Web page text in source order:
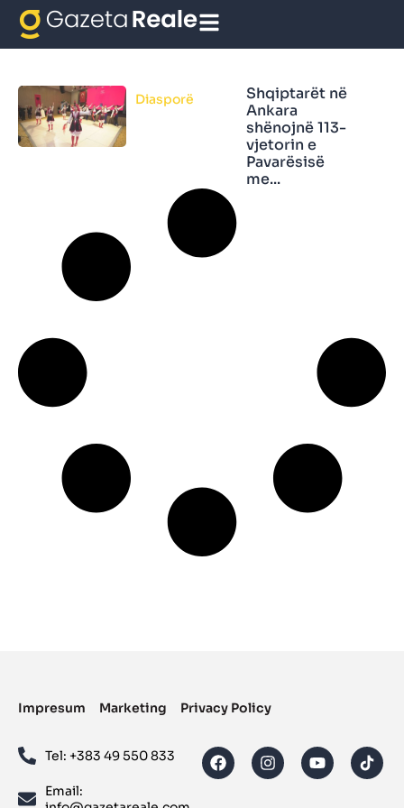
Shqipëri festojn
Diasporë
Shqiptarët në
Ankara
shënojnë 113-
vjetorin e
Pavarësisë
me...
Impresum Marketing Privacy Policy
Tel: ‪+383 49 550 833‬
Email: